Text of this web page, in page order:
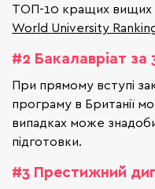
ТОП-10 кращих вищих
World University
#2 Бакалавріат за
При прямому вступі
програму в Британії
випадках може
підготовки.
#3 Престижний